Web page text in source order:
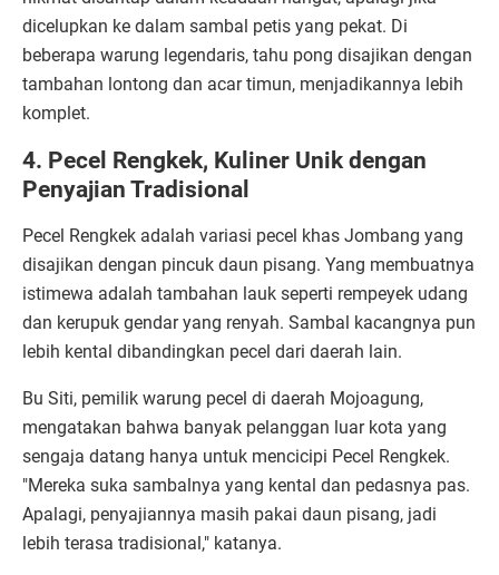
dicelupkan ke dalam sambal petis yang pekat. Di
beberapa warung legendaris, tahu pong disajikan dengan
tambahan lontong dan acar timun, menjadikannya lebih
komplet.
4. Pecel Rengkek, Kuliner Unik dengan
Penyajian Tradisional
Pecel Rengkek adalah variasi pecel khas Jombang yang
disajikan dengan pincuk daun pisang. Yang membuatnya
istimewa adalah tambahan lauk seperti rempeyek udang
dan kerupuk gendar yang renyah. Sambal kacangnya pun
lebih kental dibandingkan pecel dari daerah lain.
Bu Siti, pemilik warung pecel di daerah Mojoagung,
mengatakan bahwa banyak pelanggan luar kota yang
sengaja datang hanya untuk mencicipi Pecel Rengkek.
"Mereka suka sambalnya yang kental dan pedasnya pas.
Apalagi, penyajiannya masih pakai daun pisang, jadi
lebih terasa tradisional," katanya.